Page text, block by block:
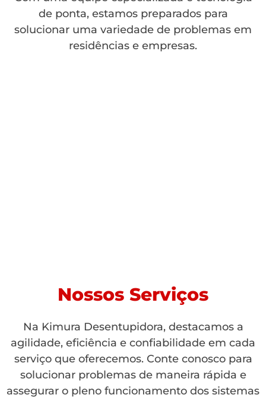
de ponta, estamos preparados para
solucionar uma variedade de problemas em
residências e empresas.
Nossos Serviços
Na Kimura Desentupidora, destacamos a
agilidade, eficiência e confiabilidade em cada
serviço que oferecemos. Conte conosco para
solucionar problemas de maneira rápida e
assegurar o pleno funcionamento dos sistemas